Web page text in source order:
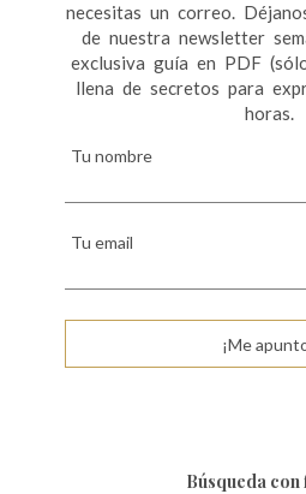
necesitas un correo.
de nuestra newsletter
exclusiva guía en PDF
llena de secretos para
horas.
Tu nombre
Tu email
¡Me
Búsqueda